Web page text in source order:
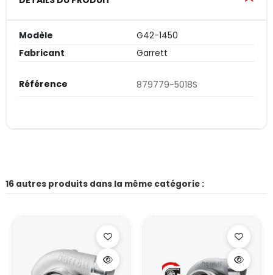
Modèle
G42-1450
Fabricant
Garrett
Référence 879779-5018S
16 autres produits dans la même catégorie :